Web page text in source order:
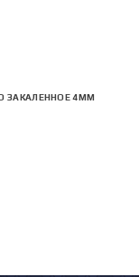
ЗАКАЛЕННОЕ 4ММ